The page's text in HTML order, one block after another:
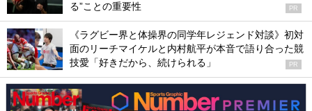
る”ことの重要性
PR
《ラグビー界と体操界の同学年レジェンド対談》初対
面のリーチマイケルと内村航平が本音で語り合った競
技愛「好きだから、続けられる」
PR